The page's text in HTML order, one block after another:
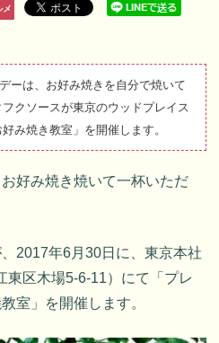
メ
ーは、お好み焼きを自分で焼いて
クソースが東京のウッドプレイス
み焼き教室」を開催します。
お好み焼き焼いて一杯いただ
2017年6月30日に、東京本社
東区木場5-6-11）にて「プレ
室」を開催します。